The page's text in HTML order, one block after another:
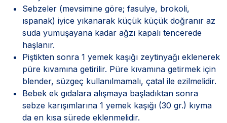
Sebzeler (mevsimine göre; fasulye, brokoli,
ıspanak) iyice yıkanarak küçük küçük doğranır az
suda yumuşayana kadar ağzı kapalı tencerede
haşlanır.
Piştikten sonra 1 yemek kaşığı zeytinyağı eklenerek
püre kıvamına getirilir. Püre kıvamına getirmek için
blender, süzgeç kullanılmamalı, çatal ile ezilmelidir.
Bebek ek gıdalara alışmaya başladıktan sonra
sebze karışımlarına 1 yemek kaşığı (30 gr.) kıyma
da en kısa sürede eklenmelidir.